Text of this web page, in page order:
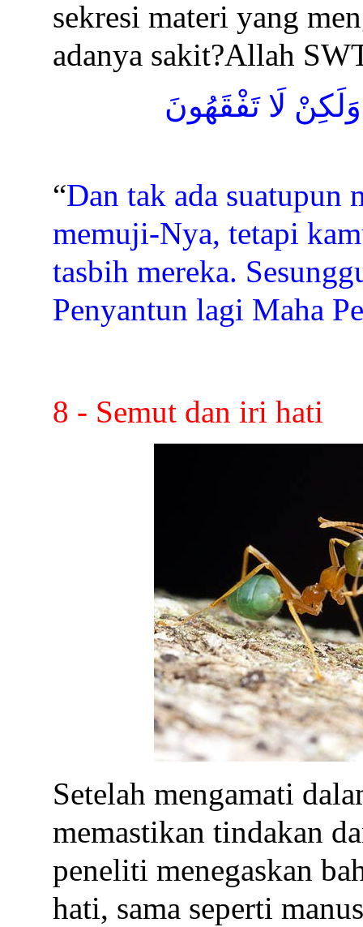
sekresi materi yang
adanya sakit?Allah
لَا تَفْقَهُونَ
“Dan tak ada suatupun
memuji-Nya, tetapi
tasbih mereka.
Penyantun lagi Maha
8 - Semut dan iri hati
Setelah mengamati
memastikan tindakan
peneliti menegaskan
hati, sama seperti